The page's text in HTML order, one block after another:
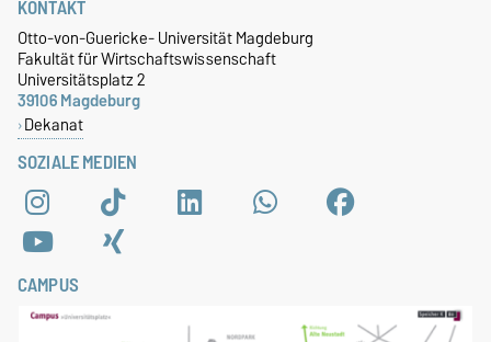
SOZIALE MEDIEN
KONTAKT
Otto-von-Guericke- Universität Magdeburg
Fakultät für Wirtschaftswissenschaft
Universitätsplatz 2
39106 Magdeburg
Dekanat
CAMPUS